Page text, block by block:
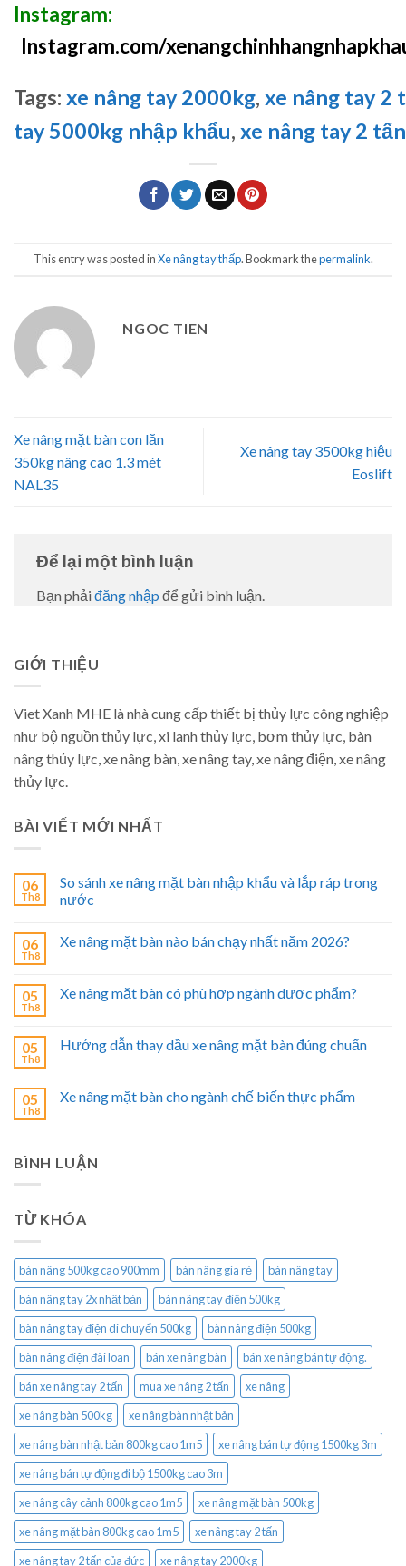
Instagram:
Instagram.com/
Tags: xe nâng tay 2000kg, xe nâng tay 2
tay 5000kg nhập khẩu, xe nâng tay 2
This entry was posted inXe nâng tay thấp. Bookmark thepermalink.
NGOC TIEN
Xe nâng mặt bàn con lăn
350kg nâng cao 1.3 mét
NAL35
Xe nâng tay 3500kg hiệu
Eoslift
Để lại một bình luận
Bạn phải đăng nhập để gửi bình luận.
GIỚI THIỆU
Viet Xanh MHE là nhà cung cấp thiết bị thủy lực công nghiệp
như bộ nguồn thủy lực, xi lanh thủy lực, bơm thủy lực, bàn
nâng thủy lực, xe nâng bàn, xe nâng tay, xe nâng điện, xe nâng
thủy lực.
BÀI VIẾT MỚI NHẤT
06
Th8
So sánh xe nâng mặt bàn nhập khẩu và lắp ráp trong
nước
06
Th8
Xe nâng mặt bàn nào bán chạy nhất năm 2026?
05
Th8
Xe nâng mặt bàn có phù hợp ngành dược phẩm?
05
Th8
Hướng dẫn thay dầu xe nâng mặt bàn đúng chuẩn
05
Th8
Xe nâng mặt bàn cho ngành chế biến thực phẩm
BÌNH LUẬN
TỪ KHÓA
bàn nâng 500kg cao 900mm bàn nâng gía rẻ
bàn nâng tay
bàn nâng tay 2x nhật bản
bàn nâng tay điện 500kg
bàn nâng tay điện di chuyển 500kg
bàn nâng điện 500kg
bàn nâng điện đài loan
bán xe nâng bàn
bán xe nâng bán tự động.
bán xe nâng tay 2 tấn
mua xe nâng 2 tấn
xe nâng
xe nâng bàn 500kg
xe nâng bàn nhật bản
xe nâng bàn nhật bản 800kg cao 1m5
xe nâng bán tự động 1500kg 3m
xe nâng bán tự động đi bộ 1500kg cao 3m
xe nâng cây cảnh 800kg cao 1m5
xe nâng mặt bàn 500kg
xe nâng mặt bàn 800kg cao 1m5
xe nâng tay 2 tấn
xe nâng tay 2 tấn của đức
xe nâng tay 2000kg